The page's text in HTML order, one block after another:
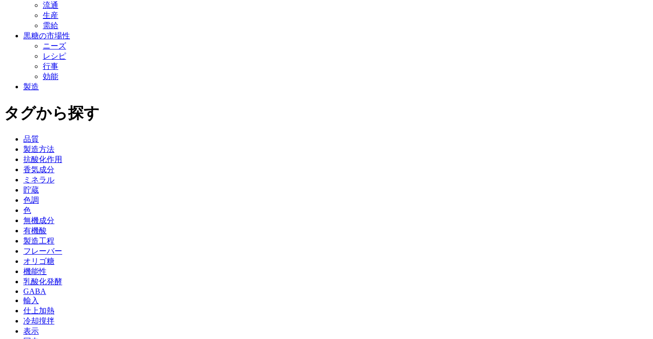
流通
生産
需給
黒糖の市場性
ニーズ
レシピ
行事
効能
製造
タグから探す
品質
製造方法
抗酸化作用
香気成分
ミネラル
貯蔵
色調
色
無機成分
有機酸
製造工程
フレーバー
オリゴ糖
機能性
乳酸化発酵
GABA
輸入
仕上加熱
冷却撹拌
表示